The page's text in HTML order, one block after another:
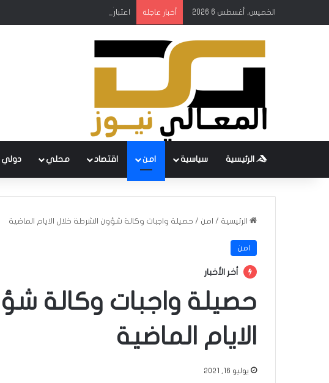
الخميس, أغسطس 6 2026 أخبار عاجلة اعتباراً من 12 آب.. إطلاق رحلات مباشرة بين كركوك وطرابزون التركية
الرئيسية سياسية امن اقتصاد محلي دولي
الرئيسية / امن / حصيلة واجبات وكالة شؤون الشرطة خلال الايام الماضية
امن
أخر الأخبار
حصيلة واجبات وكالة
الايام الماضية
يوليو 16, 2021